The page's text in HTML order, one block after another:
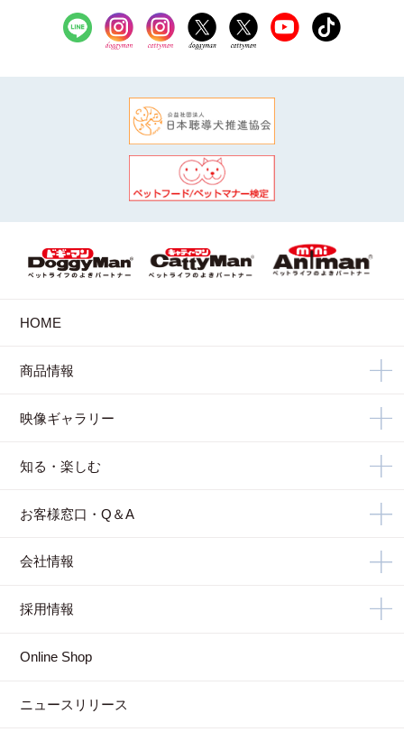
HOME
商品情報
映像ギャラリー
知る・楽しむ
お客様窓口・Q＆A
会社情報
採用情報
Online Shop
ニュースリリース